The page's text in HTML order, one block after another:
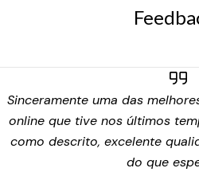
Sinceramente uma das
online que tive nos últimos
como descrito, excelente
do que